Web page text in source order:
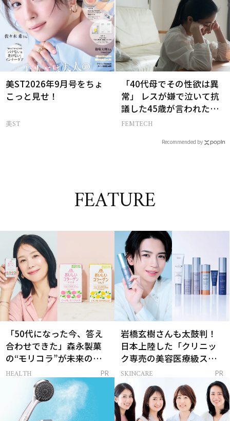
美ST2026年9月号をちょ
こっと見せ！
美ST
「40代母でその性欲は異
常」 レスが嫌で泣いて抗
議した45歳が言われた暴
言【セックスレス AND
FEMTECH
Recommended by
FEATURE
「50代になった今、答え
合わせできた」森永製菓
の“モリコラ”が未来のキ
レイを連れてくる！
HEALTH PR
岩橋玄樹さんも太鼓判！
日本上陸した「クリニッ
ク専売の美容医療級スキ
ンケア」
SKINCARE PR